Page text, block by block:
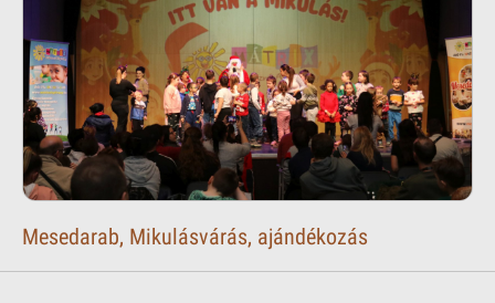
Mesedarab, Mikulásvárás, ajándékozás